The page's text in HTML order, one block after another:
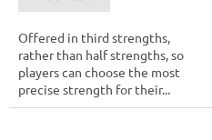
Offered in third strengths,
rather than half strengths, so
players can choose the most
precise strength for their...